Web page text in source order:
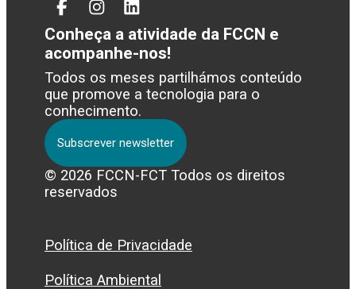
FacebookInstagram
Linked
In
Conheça a atividade da FCCN e
acompanhe-nos!
Todos os meses partilhámos conteúdo
que promove a tecnologia para o
conhecimento.
Subscrever newsletter
© 2026 FCCN-FCT Todos os direitos
reservados
Política de Privacidade
Política Ambiental